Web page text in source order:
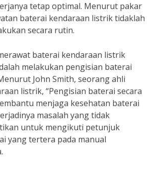
tetap optimal. Menurut pakar
baterai kendaraan listrik tidaklah
secara rutin.
baterai kendaraan listrik
melakukan pengisian baterai
John Smith, seorang ahli
listrik, “Pengisian baterai secara
menjaga kesehatan baterai
masalah yang tidak
untuk mengikuti petunjuk
yang tertera pada manual